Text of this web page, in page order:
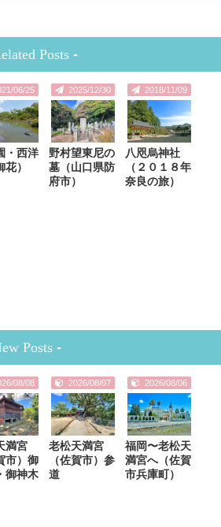
Posts -
06/25
・西洋
）
2025/12/30
野村望東尼の
墓（山口県防
府市）
2018/11/09
八咫烏神社
（２０１８年
奈良の旅）
Posts -
08/08
満宮
市）御
御神木
2026/08/07
老松天満宮
（佐賀市）参
道
2026/08/06
福岡〜老松天
満宮へ（佐賀
市兵庫町）